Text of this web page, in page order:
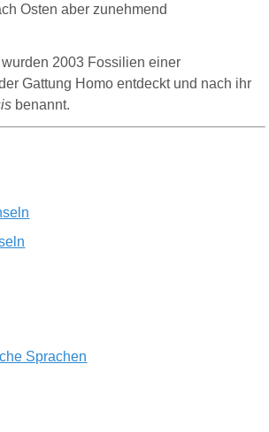
Osten aber zunehmend
wurden 2003 Fossilien einer
Gattung Homo entdeckt und nach ihr
benannt.
Sprachen